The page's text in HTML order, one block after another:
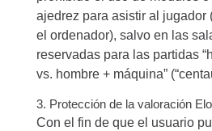
ajedrez para asistir al jugador
el ordenador), salvo en las
reservadas para las partidas
vs. hombre + máquina”
3. Protección de la valoración
Con el fin de que el usuario